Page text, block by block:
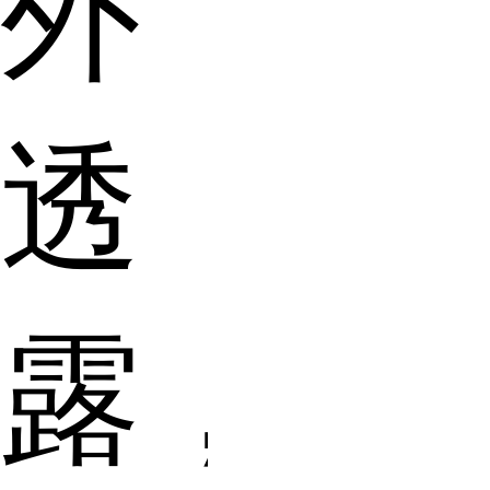
透
露，